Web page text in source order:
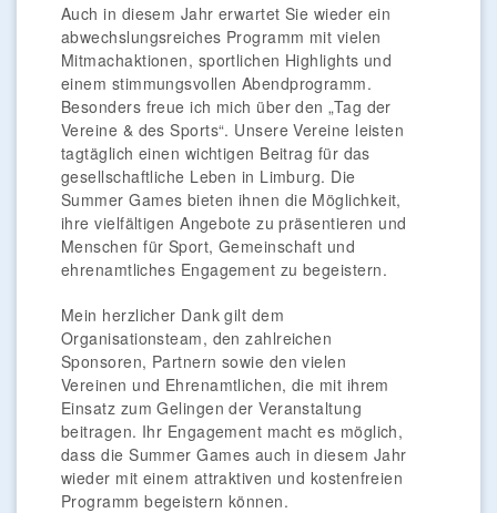
Auch in diesem Jahr erwartet Sie wieder ein
abwechslungsreiches Programm mit vielen
Mitmachaktionen, sportlichen Highlights und
einem stimmungsvollen Abendprogramm.
Besonders freue ich mich über den „Tag der
Vereine & des Sports“. Unsere Vereine leisten
tagtäglich einen wichtigen Beitrag für das
gesellschaftliche Leben in Limburg. Die
Summer Games bieten ihnen die Möglichkeit,
ihre vielfältigen Angebote zu präsentieren und
Menschen für Sport, Gemeinschaft und
ehrenamtliches Engagement zu begeistern.
Mein herzlicher Dank gilt dem
Organisationsteam, den zahlreichen
Sponsoren, Partnern sowie den vielen
Vereinen und Ehrenamtlichen, die mit ihrem
Einsatz zum Gelingen der Veranstaltung
beitragen. Ihr Engagement macht es möglich,
dass die Summer Games auch in diesem Jahr
wieder mit einem attraktiven und kostenfreien
Programm begeistern können.